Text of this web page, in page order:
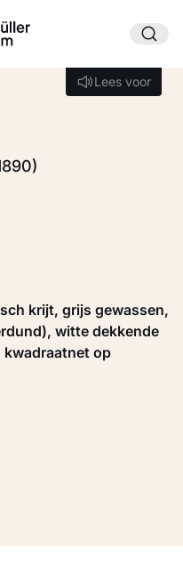
Lees voor
Lees voor
witte dekkende
kwadraatnet op